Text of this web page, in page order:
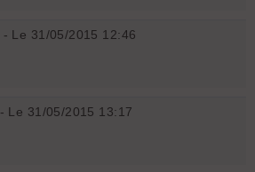
- Le 31/05/2015 12:46
Le 31/05/2015 13:17